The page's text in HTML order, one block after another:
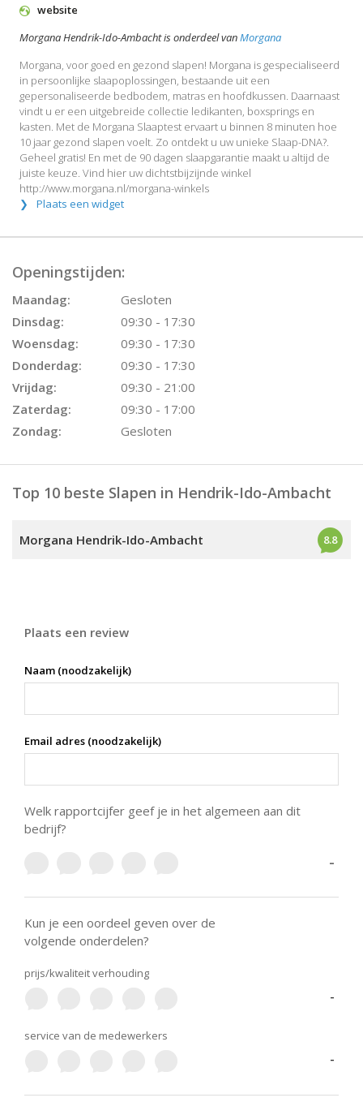
website
Morgana Hendrik-Ido-Ambacht is onderdeel vanMorgana
Morgana, voor goed en gezond slapen! Morgana is gespecialiseerd
in persoonlijke slaapoplossingen, bestaande uit een
gepersonaliseerde bedbodem, matras en hoofdkussen. Daarnaast
vindt u er een uitgebreide collectie ledikanten, boxsprings en
kasten. Met de Morgana Slaaptest ervaart u binnen 8 minuten hoe
10 jaar gezond slapen voelt. Zo ontdekt u uw unieke Slaap-DNA?.
Geheel gratis! En met de 90 dagen slaapgarantie maakt u altijd de
juiste keuze. Vind hier uw dichtstbijzijnde winkel
http://www.morgana.nl/morgana-winkels
Plaats een widget
Openingstijden:
Maandag:
Gesloten
Dinsdag:
09:30 - 17:30
Woensdag:
09:30 - 17:30
Donderdag:
09:30 - 17:30
Vrijdag:
09:30 - 21:00
Zaterdag:
09:30 - 17:00
Zondag:
Gesloten
Top 10 beste Slapen in Hendrik-Ido-Ambacht
Morgana Hendrik-Ido-Ambacht 8.8
Plaats een review
Naam (noodzakelijk)
Email adres (noodzakelijk)
Welk rapportcijfer geef je in het algemeen aan dit
bedrijf?
-
Kun je een oordeel geven over de
volgende onderdelen?
prijs/kwaliteit verhouding
-
service van de medewerkers
-